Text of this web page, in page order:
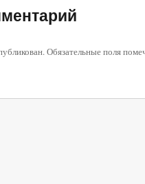
Обязательные поля